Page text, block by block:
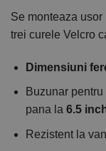
Se monteaza
trei curele Velcro
Dimensiuni
Buzunar
pana la 6.5
Rezistent la